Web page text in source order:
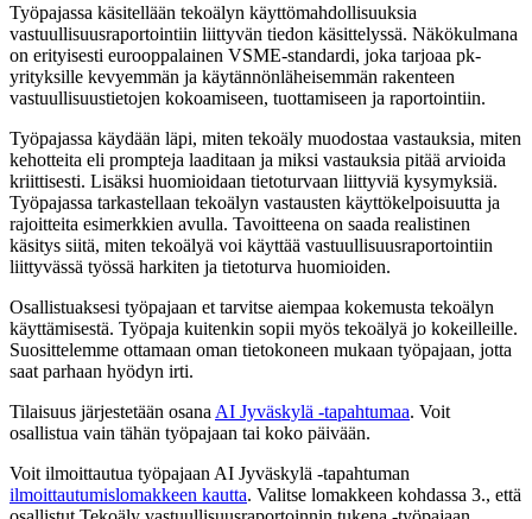
Työpajassa käsitellään tekoälyn käyttömahdollisuuksia
vastuullisuusraportointiin liittyvän tiedon käsittelyssä. Näkökulmana
on erityisesti eurooppalainen VSME-standardi, joka tarjoaa pk-
yrityksille kevyemmän ja käytännönläheisemmän rakenteen
vastuullisuustietojen kokoamiseen, tuottamiseen ja raportointiin.
Työpajassa käydään läpi, miten tekoäly muodostaa vastauksia, miten
kehotteita eli prompteja laaditaan ja miksi vastauksia pitää arvioida
kriittisesti. Lisäksi huomioidaan tietoturvaan liittyviä kysymyksiä.
Työpajassa tarkastellaan tekoälyn vastausten käyttökelpoisuutta ja
rajoitteita esimerkkien avulla. Tavoitteena on saada realistinen
käsitys siitä, miten tekoälyä voi käyttää vastuullisuusraportointiin
liittyvässä työssä harkiten ja tietoturva huomioiden.
Osallistuaksesi työpajaan et tarvitse aiempaa kokemusta tekoälyn
käyttämisestä. Työpaja kuitenkin sopii myös tekoälyä jo kokeilleille.
Suosittelemme ottamaan oman tietokoneen mukaan työpajaan, jotta
saat parhaan hyödyn irti.
Tilaisuus järjestetään osana AI Jyväskylä -tapahtumaa. Voit
osallistua vain tähän työpajaan tai koko päivään.
Voit ilmoittautua työpajaan AI Jyväskylä -tapahtuman
ilmoittautumislomakkeen kautta. Valitse lomakkeen kohdassa 3., että